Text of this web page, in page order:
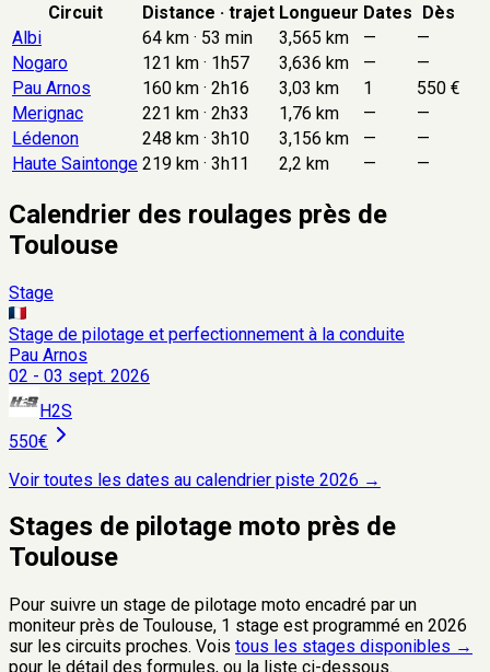
Circuit
Distance · trajet Longueur Dates Dès
Albi
64 km · 53 min 3,565 km —
—
Nogaro
121 km · 1h57 3,636 km —
—
Pau Arnos
160 km · 2h16 3,03 km 1
550 €
Merignac
221 km · 2h33 1,76 km —
—
Lédenon
248 km · 3h10 3,156 km —
—
Haute Saintonge 219 km · 3h11 2,2 km — —
Calendrier des roulages près de
Toulouse
Stage
Stage de pilotage et perfectionnement à la conduite
Pau Arnos
02 - 03 sept. 2026
H2S
550€
Voir toutes les dates au calendrier piste 2026 →
Stages de pilotage moto près de
Toulouse
Pour suivre un stage de pilotage moto encadré par un
moniteur près de Toulouse, 1 stage est programmé en 2026
sur les circuits proches. Vois tous les stages disponibles →
pour le détail des formules, ou la liste ci-dessous.